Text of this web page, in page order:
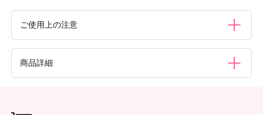
ご使用上の注意
●UVランプや容器などに付着したジェルの汚れ取りとして使
用しないでください。プラスチック製品に付着すると変形・
商品詳細